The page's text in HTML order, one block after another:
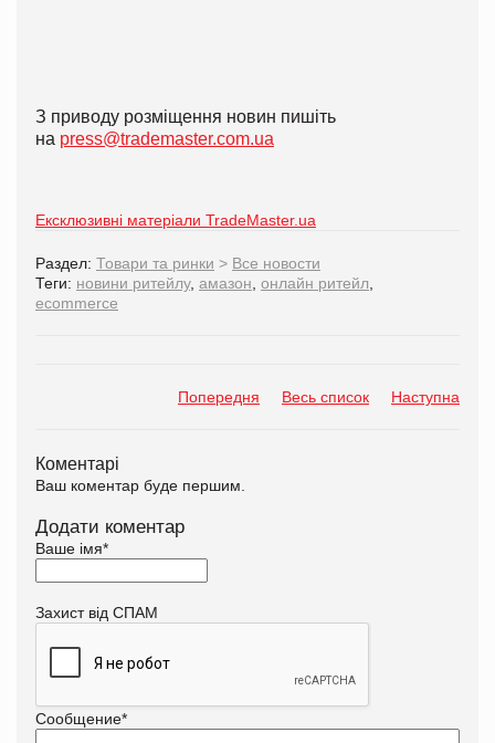
З приводу розміщення новин пишіть
на press@trademaster.com.ua
Ексклюзивні матеріали TradeMaster.ua
Раздел: Товари та ринки > Все новости
Теги: новини ритейлу, амазон онлайн ритейл
ecommerce
Попередня Весь список Наступна
Коментарі
Ваш коментар буде першим.
Додати коментар
Ваше імя*
Захист від СПАМ
Сообщение*